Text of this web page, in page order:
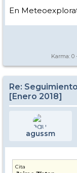
En
Karma: 0
Re:
[Enero 2018]
agussm
Cita